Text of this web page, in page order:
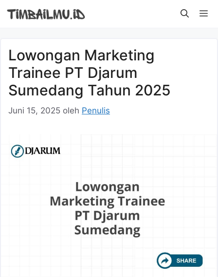
Lowongan Marketing
Trainee PT Djarum
Sumedang Tahun 2025
Juni 15, 2025 oleh Penulis